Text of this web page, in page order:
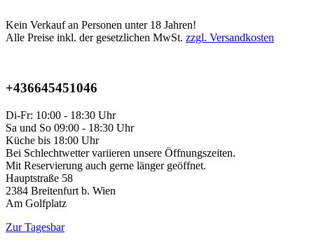
Kein Verkauf an Personen unter 18 Jahren!
Alle Preise inkl. der gesetzlichen MwSt. zzgl. Versandkosten
+436645451046
Di-Fr: 10:00 - 18:30 Uhr
Sa und So 09:00 - 18:30 Uhr
Küche bis 18:00 Uhr
Bei Schlechtwetter variieren unsere Öffnungszeiten.
Mit Reservierung auch gerne länger geöffnet.
Hauptstraße 58
2384 Breitenfurt b. Wien
Am Golfplatz
Zur Tagesbar